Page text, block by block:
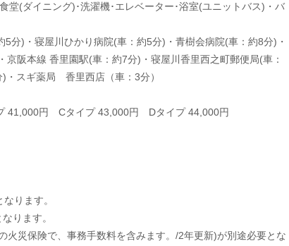
堂(ダイニング)･洗濯機･エレベーター･浴室(ユニットバス)・バ
分)・寝屋川ひかり病院(車：約5分)・青樹会病院(車：約8分)・
京阪本線 香里園駅(車：約7分)・寝屋川香里西之町郵便局(車：
スギ薬局 香里西店（車：3分）
41,000円 Cタイプ 43,000円 Dタイプ 44,000円
ります。
ります。
災保険で、事務手数料を含みます。/2年更新)が別途必要とな